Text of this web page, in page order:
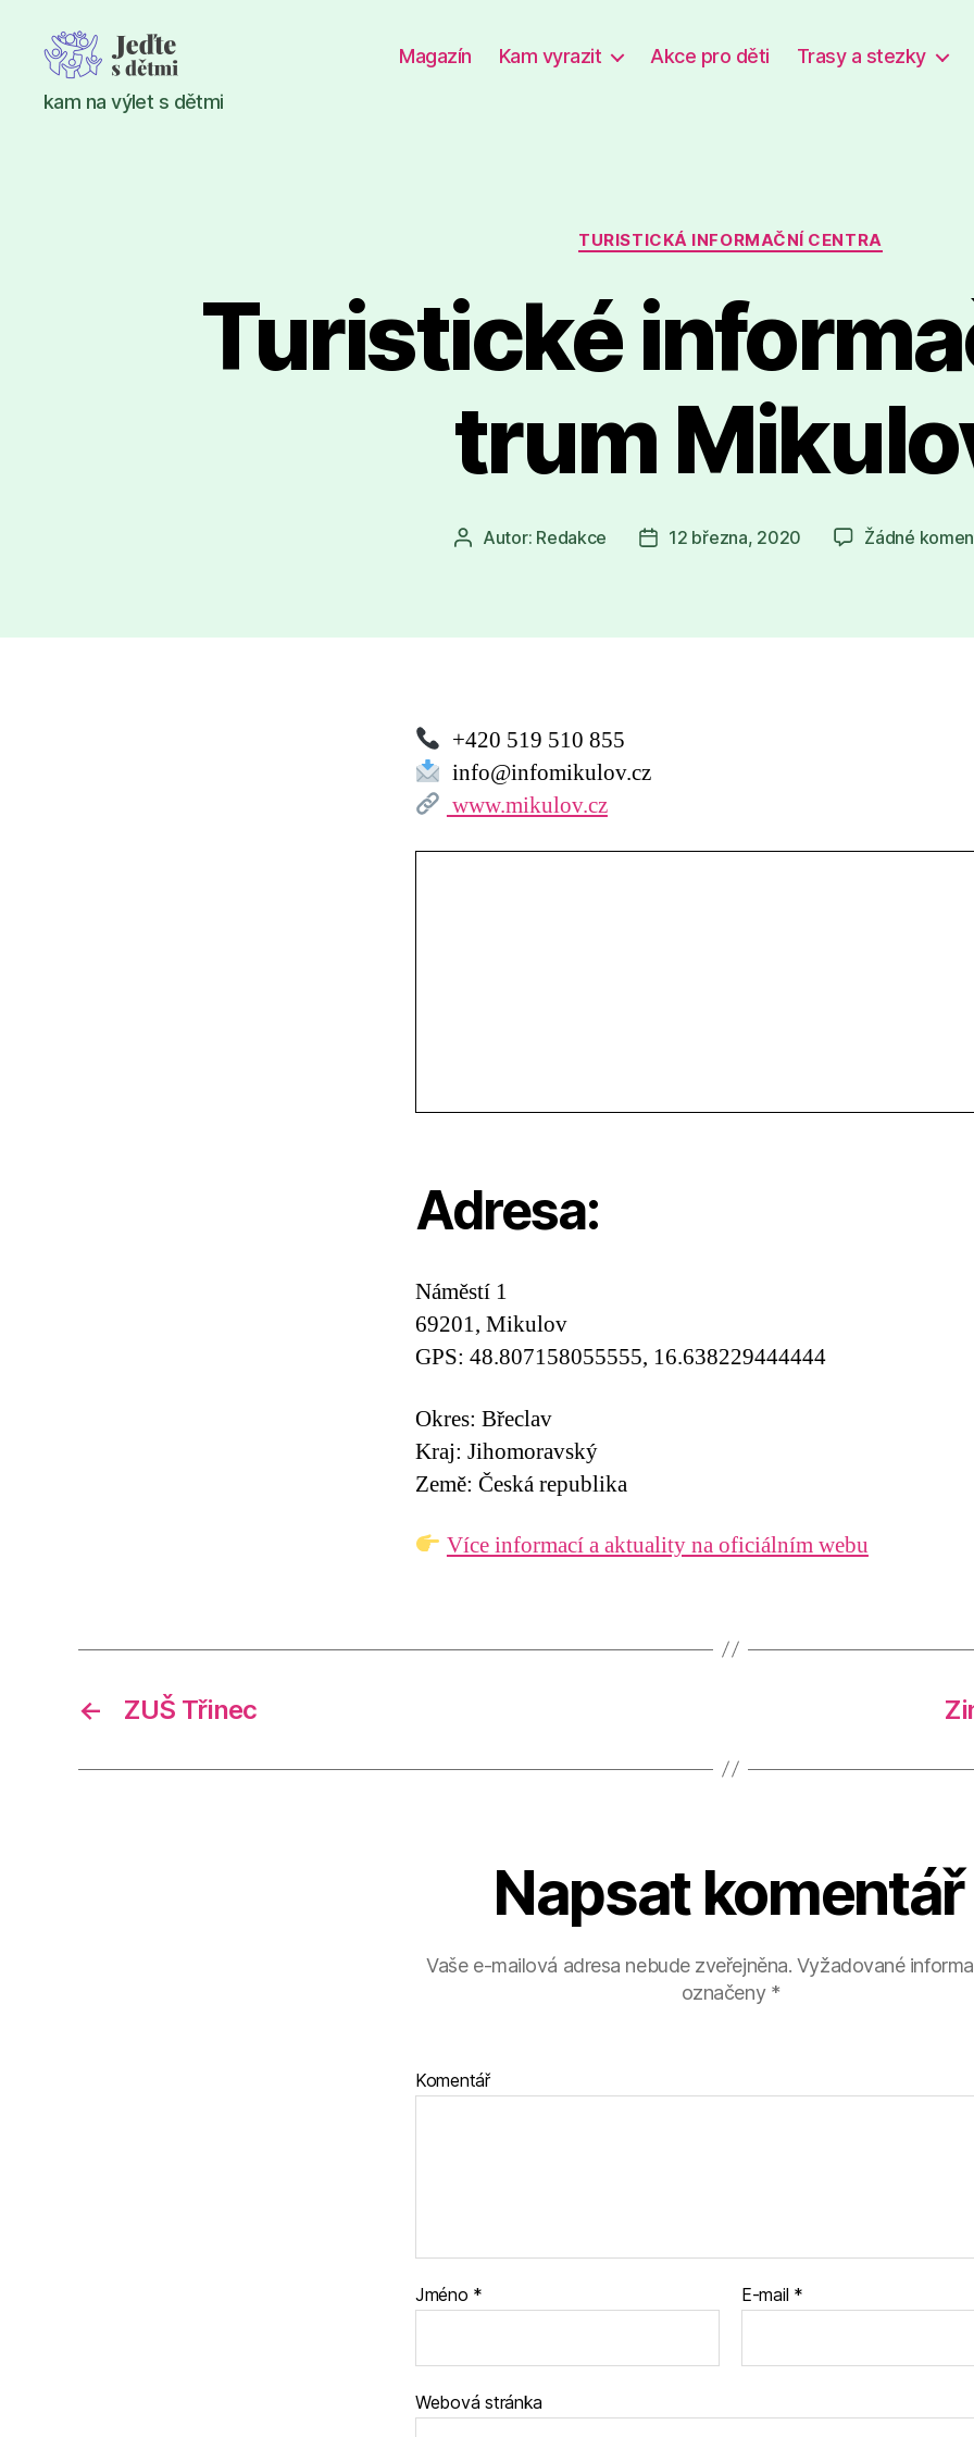
Jeďte
s
kam na výlet s dětmi
Magazín Kam vyrazit Akce pro děti Trasy a stezky
Rubriky
TURISTICKÁ INFORMAČNÍ CENTRA
Turistické
trum
AutorAutor: Redakce
Datum
12 března, 2020 Žádné
+420 519 510 855
info@infomikulov.cz
www.mikulov.cz
Adresa:
Náměstí 1
69201, Mikulov
GPS: 48.807158055555, 16.638229444444
Okres: Břeclav
Kraj: Jihomoravský
Země: Česká republika
Více informací a aktuality na oficiálním webu
← ZUŠ Třinec
Napsat komentář
Vaše e-mailová adresa nebude zveřejněna. Vyžadované
označeny *
Komentář
Jméno * E-mail *
Webová stránka